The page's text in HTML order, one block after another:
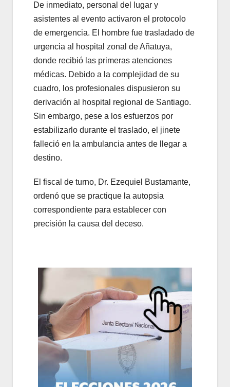
De inmediato, personal del lugar y
asistentes al evento activaron el protocolo
de emergencia. El hombre fue trasladado de
urgencia al hospital zonal de Añatuya,
donde recibió las primeras atenciones
médicas. Debido a la complejidad de su
cuadro, los profesionales dispusieron su
derivación al hospital regional de Santiago.
Sin embargo, pese a los esfuerzos por
estabilizarlo durante el traslado, el jinete
falleció en la ambulancia antes de llegar a
destino.
El fiscal de turno, Dr. Ezequiel Bustamante,
ordenó que se practique la autopsia
correspondiente para establecer con
precisión la causa del deceso.